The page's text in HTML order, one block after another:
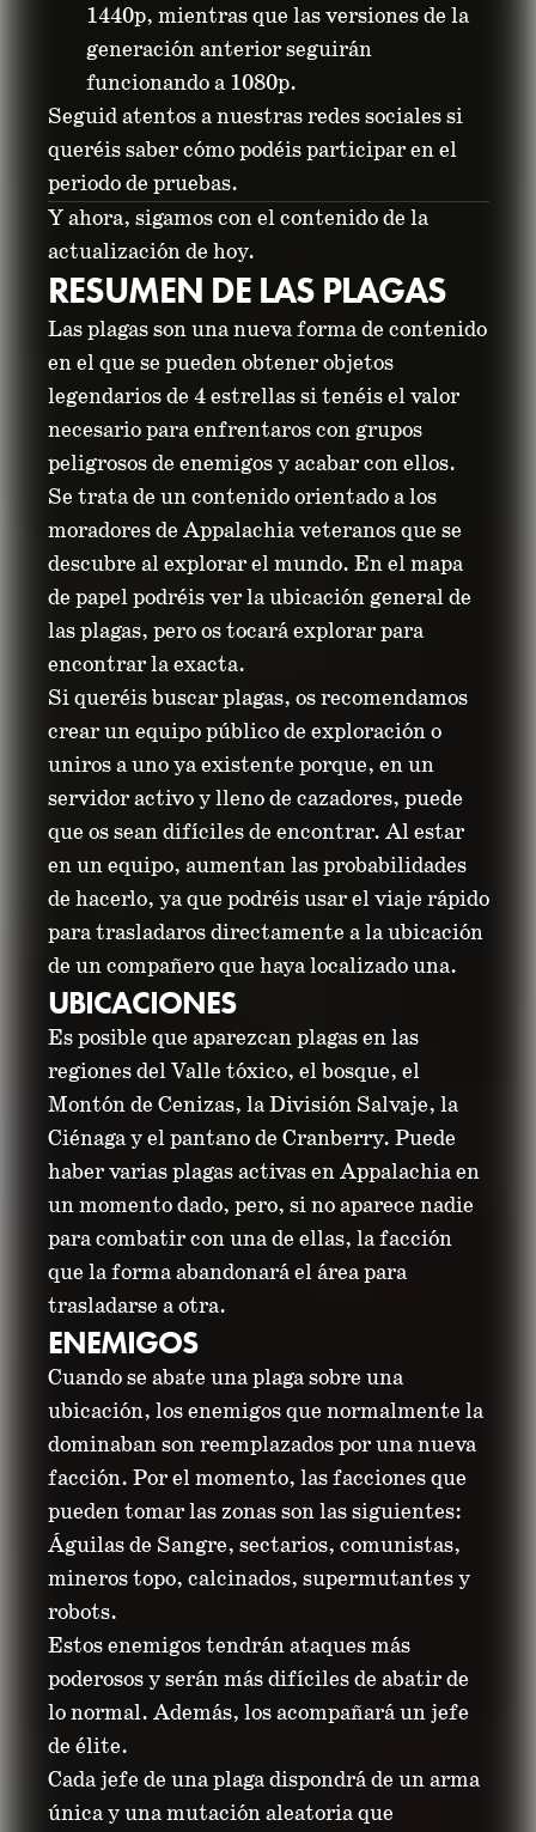
1440p, mientras que las versiones de la
generación anterior seguirán
funcionando a 1080p.
Seguid atentos a nuestras redes sociales si
queréis saber cómo podéis participar en el
periodo de pruebas.
Y ahora, sigamos con el contenido de la
actualización de hoy.
RESUMEN DE LAS PLAGAS
Las plagas son una nueva forma de contenido
en el que se pueden obtener objetos
legendarios de 4 estrellas si tenéis el valor
necesario para enfrentaros con grupos
peligrosos de enemigos y acabar con ellos.
Se trata de un contenido orientado a los
moradores de Appalachia veteranos que se
descubre al explorar el mundo. En el mapa
de papel podréis ver la ubicación general de
las plagas, pero os tocará explorar para
encontrar la exacta.
Si queréis buscar plagas, os recomendamos
crear un equipo público de exploración o
uniros a uno ya existente porque, en un
servidor activo y lleno de cazadores, puede
que os sean difíciles de encontrar. Al estar
en un equipo, aumentan las probabilidades
de hacerlo, ya que podréis usar el viaje rápido
para trasladaros directamente a la ubicación
de un compañero que haya localizado una.
UBICACIONES
Es posible que aparezcan plagas en las
regiones del Valle tóxico, el bosque, el
Montón de Cenizas, la División Salvaje, la
Ciénaga y el pantano de Cranberry. Puede
haber varias plagas activas en Appalachia en
un momento dado, pero, si no aparece nadie
para combatir con una de ellas, la facción
que la forma abandonará el área para
trasladarse a otra.
ENEMIGOS
Cuando se abate una plaga sobre una
ubicación, los enemigos que normalmente la
dominaban son reemplazados por una nueva
facción. Por el momento, las facciones que
pueden tomar las zonas son las siguientes:
Águilas de Sangre, sectarios, comunistas,
mineros topo, calcinados, supermutantes y
robots.
Estos enemigos tendrán ataques más
poderosos y serán más difíciles de abatir de
lo normal. Además, los acompañará un jefe
de élite.
Cada jefe de una plaga dispondrá de un arma
única y una mutación aleatoria que